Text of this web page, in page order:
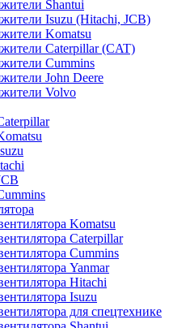
Shantui
Isuzu (Hitachi, JCB)
Komatsu
Caterpillar (CAT)
Cummins
John Deere
Volvo
Komatsu
Caterpillar
Cummins
Yanmar
Hitachi
Isuzu
для спецтехнике